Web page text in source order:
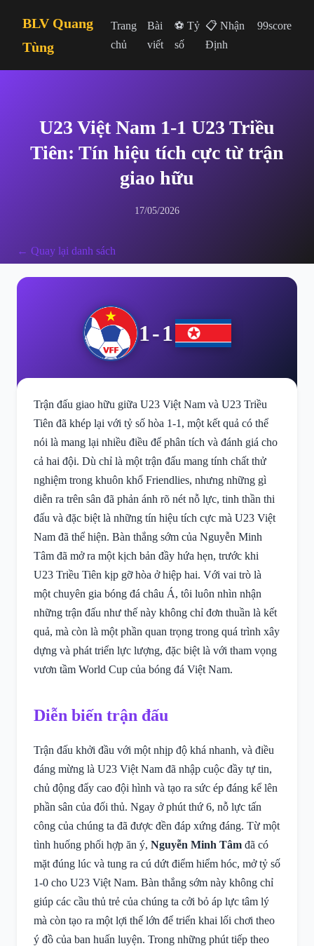
BLV Quang
Tùng
Trang
chủ
Bài
viết
⚽ Tỷ
số
📋 Nhận
Định
99score
U23 Việt Nam 1-1 U23 Triều
Tiên: Tín hiệu tích cực từ trận
giao hữu
17/05/2026
← Quay lại danh sách
1-1
Trận đấu giao hữu giữa U23 Việt Nam và U23 Triều
Tiên đã khép lại với tỷ số hòa 1-1, một kết quả có thể
nói là mang lại nhiều điều để phân tích và đánh giá cho
cả hai đội. Dù chỉ là một trận đấu mang tính chất thử
nghiệm trong khuôn khổ Friendlies, nhưng những gì
diễn ra trên sân đã phản ánh rõ nét nỗ lực, tinh thần thi
đấu và đặc biệt là những tín hiệu tích cực mà U23 Việt
Nam đã thể hiện. Bàn thắng sớm của Nguyễn Minh
Tâm đã mở ra một kịch bản đầy hứa hẹn, trước khi
U23 Triều Tiên kịp gỡ hòa ở hiệp hai. Với vai trò là
một chuyên gia bóng đá châu Á, tôi luôn nhìn nhận
những trận đấu như thế này không chỉ đơn thuần là kết
quả, mà còn là một phần quan trọng trong quá trình xây
dựng và phát triển lực lượng, đặc biệt là với tham vọng
vươn tầm World Cup của bóng đá Việt Nam.
Diễn biến trận đấu
Trận đấu khởi đầu với một nhịp độ khá nhanh, và điều
đáng mừng là U23 Việt Nam đã nhập cuộc đầy tự tin,
chủ động đẩy cao đội hình và tạo ra sức ép đáng kể lên
phần sân của đối thủ. Ngay ở phút thứ 6, nỗ lực tấn
công của chúng ta đã được đền đáp xứng đáng. Từ một
tình huống phối hợp ăn ý, Nguyễn Minh Tâm đã có
mặt đúng lúc và tung ra cú dứt điểm hiểm hóc, mở tỷ số
1-0 cho U23 Việt Nam. Bàn thắng sớm này không chỉ
giúp các cầu thủ trẻ của chúng ta cởi bỏ áp lực tâm lý
mà còn tạo ra một lợi thế lớn để triển khai lối chơi theo
ý đồ của ban huấn luyện. Trong những phút tiếp theo